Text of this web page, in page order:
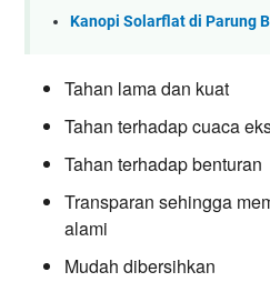
Kanopi Solarflat di Parung
Tahan lama dan kuat
Tahan terhadap cuaca
Tahan terhadap benturan
Transparan sehingga
alami
Mudah dibersihkan